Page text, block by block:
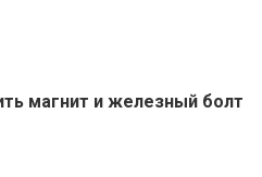
магнит и железный болт